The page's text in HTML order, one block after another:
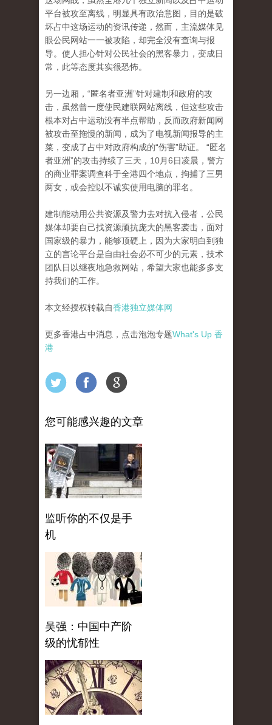
平台被攻至离线，明显具有政治意图，目的是破
坏占中这场运动的资讯传递，然而，主流媒体见
眼公民网站一一被攻陷，却完全没有查询与报
导。 使人担心针对公民社会的黑客暴力，变成日
常，此等态度其实很恐怖。
另一边厢，“匿名者亚洲”针对建制和政府的攻
击，虽然曾一度使民建联网站离线，但这些攻击
根本对占中运动没有半点帮助，反而政府新闻网
被攻击至拖慢的新闻， 成为了电视新闻报导的主
菜，变成了占中对政府构成的“伤害”助证。 “匿名
者亚洲”的攻击持续了三天，10月6日凌晨，警方
的商业罪案调查科于全港四个地点，拘捕了三男
两女，或会控以不诚实使用电脑的罪名。
建制能动用公共资源及警力去对抗入侵者，公民
媒体却要自己找资源顽抗庞大的黑客袭击，面对
国家级的暴力，能够顶硬上，因​​为大家明白到独
立的言论平台是自由社会必不可少的元素，技术
团队日以继夜地急救网站，希望大家也能多多支
持我们的工作。
本文经授权转载自香港独立媒体网
更多香港占中消息，点击泡泡专题What's Up 香
港
您可能感兴趣的文章
监听你的不仅是手
机
吴强：中国中产阶
级的忧郁性